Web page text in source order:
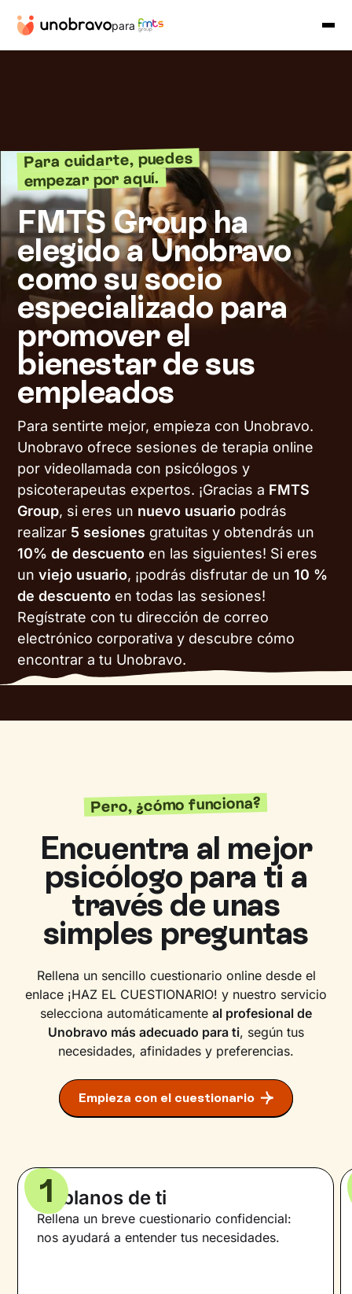
para
Para cuidarte, puedes
empezar por aquí.
FMTS Group ha
elegido a Unobravo
como su socio
especializado para
promover el
bienestar de sus
empleados
Para sentirte mejor, empieza con Unobravo.
Unobravo ofrece sesiones de terapia online
por videollamada con psicólogos y
psicoterapeutas expertos. ¡Gracias a FMTS
Group, si eres un nuevo usuario podrás
realizar 5 sesiones gratuitas y obtendrás un
10% de descuento en las siguientes! Si eres
unviejo usuario, ¡podrás disfrutar de un10 %
de descuento en todas las sesiones!
Regístrate con tu dirección de correo
electrónico corporativa y descubre cómo
encontrar a tu Unobravo.
Pero, ¿cómo funciona?
Encuentra al mejor
psicólogo para ti a
través de unas
simples preguntas
Rellena un sencillo cuestionario online desde el
enlace ¡HAZ EL CUESTIONARIO! y nuestro servicio
selecciona automáticamente al profesional de
Unobravo más adecuado para ti, según tus
necesidades, afinidades y preferencias.
Empieza con el cuestionario
Háblanos de ti
Rellena un breve cuestionario confidencial:
nos ayudará a entender tus necesidades.
1